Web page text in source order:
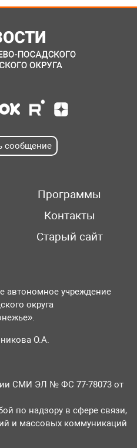
сообщение
Программы
Контакты
Старый сайт
автономное учреждение
округа
О.А.
СМИ ЭЛ № ФС 77-78073 от
по надзору в сфере связи,
и массовых коммуникаций